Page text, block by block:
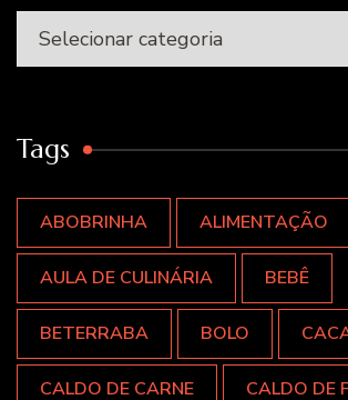
Categorias
Tags
ABOBRINHA ALIMENTAÇÃO
AULA DE CULINÁRIA BEBÊ
BETERRABA BOLO
CALDO DE CARNE CALDO DE